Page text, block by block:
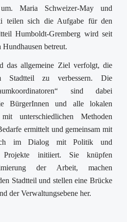
Maria Schweizer-May und
teilen sich die Aufgabe für den
Humboldt-Gremberg wird seit
betreut.
das allgemeine Ziel verfolgt, die
Stadtteil zu verbessern. Die
sind dabei
BürgerInnen und alle lokalen
unterschiedlichen Methoden
ermittelt und gemeinsam mit
im Dialog mit Politik und
Projekte initiiert. Sie knüpfen
der Arbeit, machen
Stadtteil und stellen eine Brücke
der Verwaltungsebene her.